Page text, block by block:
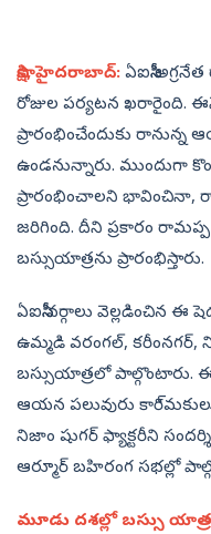
సాక్షి, హైదరాబాద్‌: ఏఐసీసీ
రోజుల పర్యటన ఖరారైంది.
ప్రారంభించేందుకు
ఉండనున్నారు. ముందుగా
ప్రారంభించాలని భావించినా,
జరిగింది. దీని ప్రకారం
బస్సుయాత్రను ప్రారంభిస్తారు.
ఏఐసీసీ వర్గాలు వెల్లడించిన ఈ
ఉమ్మడి వరంగల్,
బస్సుయాత్రలో పాల్గొంటారు.
ఆయన పలువురు
నిజాం షుగర్‌ ఫ్యాక్టరీని
ఆర్మూర్‌ బహిరంగ సభల్లో
మూడు దశల్లో బస్సు యాత్ర